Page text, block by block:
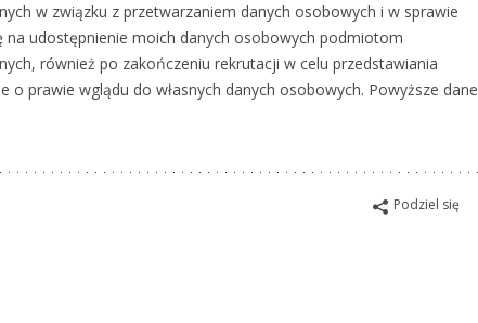
w związku z przetwarzaniem danych osobowych i w sprawie
na udostępnienie moich danych osobowych podmiotom
również po zakończeniu rekrutacji w celu przedstawiania
prawie wglądu do własnych danych osobowych. Powyższe dane
Podziel się